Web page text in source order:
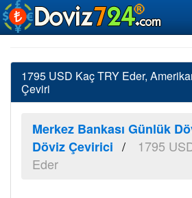
1795 USD Kaç TRY Eder,
Çeviri
Merkez Bankası Günlük
Döviz Çevirici
1795
Eder